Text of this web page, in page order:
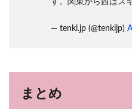
す。関東から西はス
— tenki.jp (@tenkijp)
まとめ